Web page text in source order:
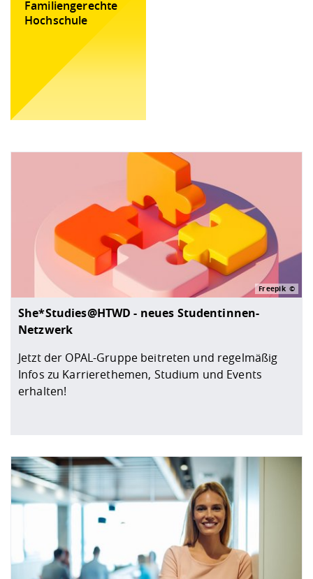
Familiengerechte
Hochschule
She*Studies@HTWD - neues Studentinnen-
Netzwerk
Jetzt der OPAL-Gruppe beitreten und regelmäßig
Infos zu Karrierethemen, Studium und Events
erhalten!
Freepik